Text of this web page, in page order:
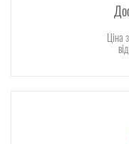
Ціна